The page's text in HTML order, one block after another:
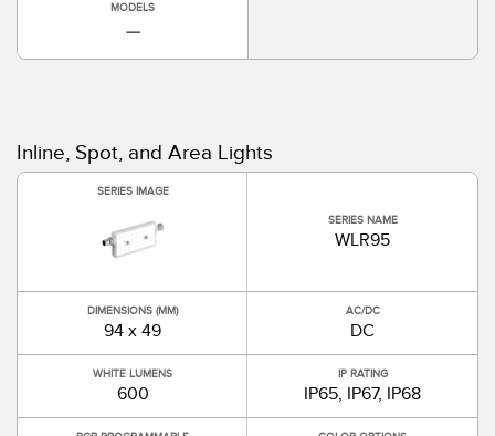
MODELS
—
Inline, Spot, and Area Lights
SERIES IMAGE
SERIES NAME
WLR95
DIMENSIONS (MM)
94 x 49
AC/DC
DC
WHITE LUMENS
600
IP RATING
IP65, IP67, IP68